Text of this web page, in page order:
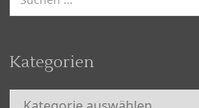
nach:
Kategorien
Kategorien